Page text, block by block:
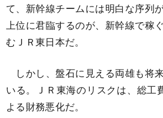
て、新幹線チームには明白な序列
上位に君臨するのが、新幹線で稼
むＪＲ東日本だ。
しかし、盤石に見える両雄も将
いる。ＪＲ東海のリスクは、総工
よる財務悪化だ。